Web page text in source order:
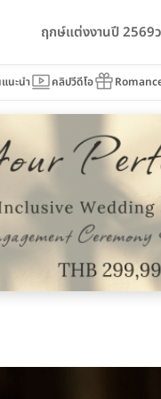
ฤกษ์แต่งงานปี 2569
นะนำ คลิปวีดีโอ